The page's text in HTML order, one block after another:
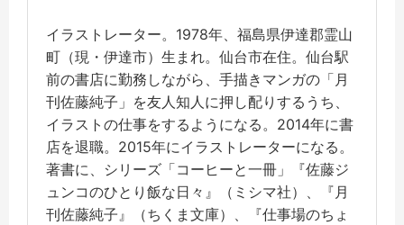
イラストレーター。1978年、福島県伊達郡霊山
町（現・伊達市）生まれ。仙台市在住。仙台駅
前の書店に勤務しながら、手描きマンガの「月
刊佐藤純子」を友人知人に押し配りするうち、
イラストの仕事をするようになる。2014年に書
店を退職。2015年にイラストレーターになる。
著書に、シリーズ「コーヒーと一冊」『佐藤ジ
ュンコのひとり飯な日々』（ミシマ社）、『月
刊佐藤純子』（ちくま文庫）、『仕事場のちょ